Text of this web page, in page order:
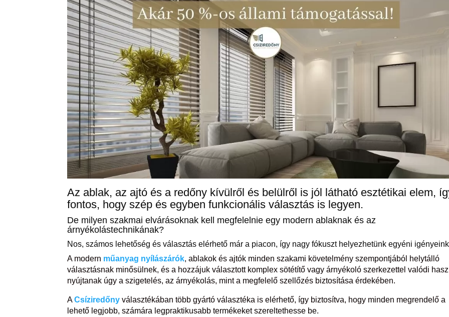
Az ablak, az ajtó és a redőny kívülről és belülről is jól látható esztétikai elem,
fontos, hogy szép és egyben funkcionális választás is legyen.
De milyen szakmai elvárásoknak kell megfelelnie egy modern ablaknak és az
árnyékolástechnikának?
Nos, számos lehetőség és választás elérhető már a piacon, így nagy fókuszt helyezhetünk egyéni
A modern műanyag nyílászárók, ablakok és ajtók minden szakami követelmény szempontjából helytálló
választásnak minősülnek, és a hozzájuk választott komplex sötétítő vagy árnyékoló szerkezettel valódi
nyújtanak úgy a szigetelés, az árnyékolás, mint a megfelelő szellőzés biztosítása érdekében.
ACsíziredőny választékában több gyártó választéka is elérhető, így biztosítva, hogy minden megrendelő a
lehető legjobb, számára legpraktikusabb termékeket szereltethesse be.